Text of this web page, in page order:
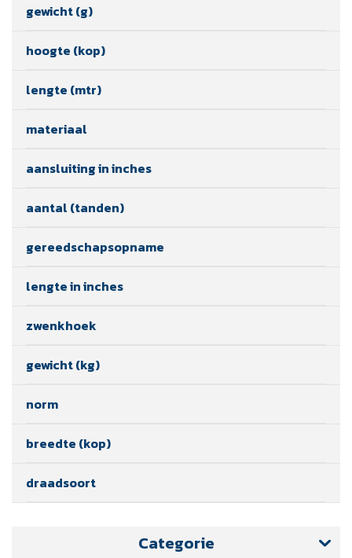
gewicht (g)
hoogte (kop)
lengte (mtr)
materiaal
aansluiting in inches
aantal (tanden)
gereedschapsopname
lengte in inches
zwenkhoek
gewicht (kg)
norm
breedte (kop)
draadsoort
Categorie